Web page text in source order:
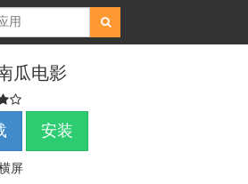
瓜电影
安装
屏